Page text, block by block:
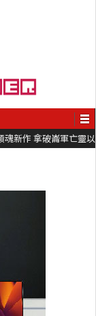
魂新作 拿破崙軍亡靈以